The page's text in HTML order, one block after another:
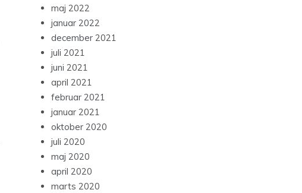
maj 2022
januar 2022
december 2021
juli 2021
juni 2021
april 2021
februar 2021
januar 2021
oktober 2020
juli 2020
maj 2020
april 2020
marts 2020